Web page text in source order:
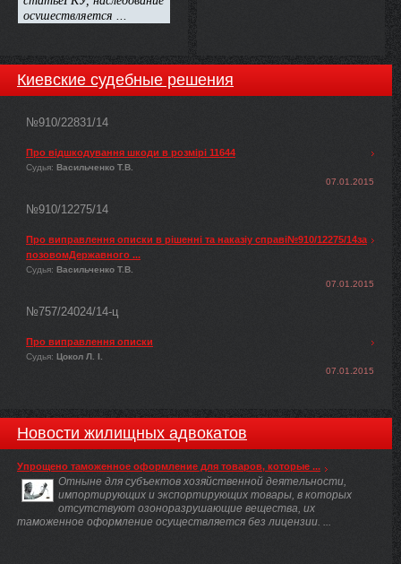
Киевские судебные решения
№910/22831/14
Про відшкодування шкоди в розмірі 11644
Судья: Васильченко Т.В.
07.01.2015
№910/12275/14
Про виправлення описки в рішенні та наказіу справі№910/12275/14за
позовомДержавного ...
Судья: Васильченко Т.В.
07.01.2015
№757/24024/14-ц
Про виправлення описки
Судья: Цокол Л. І.
07.01.2015
Новости жилищных адвокатов
Упрощено таможенное оформление для товаров, которые ...
Отныне для субъектов хозяйственной деятельности,
импортирующих и экспортирующих товары, в которых
отсутствуют озоноразрушающие вещества, их
таможенное оформление осуществляется без лицензии. ...